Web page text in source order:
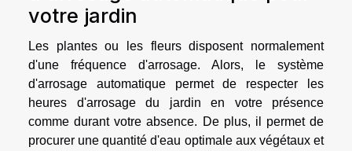
votre jardin
Les plantes ou les fleurs disposent normalement
d'une fréquence d'arrosage. Alors, le système
d'arrosage automatique permet de respecter les
heures d'arrosage du jardin en votre présence
comme durant votre absence. De plus, il permet de
procurer une quantité d'eau optimale aux végétaux et